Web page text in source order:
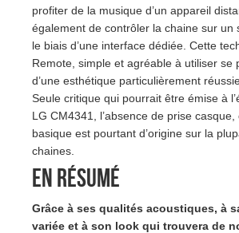
profiter de la musique d’un appareil
également de contrôler la chaine sur un
le biais d’une interface dédiée. Cette
Remote, simple et agréable à utiliser se
d’une esthétique particulièrement
Seule critique qui pourrait être émise à
LG CM4341, l’absence de prise
basique est pourtant d’origine sur la
chaines.
En résumé
Grâce à ses qualités acoustiques, à
variée et à son look qui trouvera de